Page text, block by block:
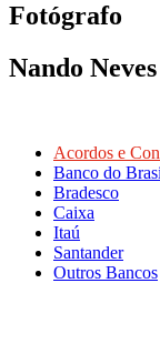
Fotógrafo
Nando Neves
Acordos e
Banco do
Bradesco
Caixa
Itaú
Santander
Outros Bancos